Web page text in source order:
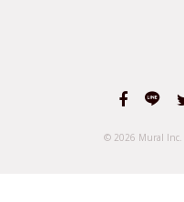
© 2026 Mural Inc.